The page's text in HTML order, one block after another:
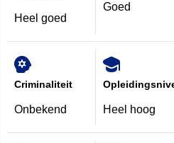
Heel goed
Goed
Criminaliteit
Onbekend Heel hoog